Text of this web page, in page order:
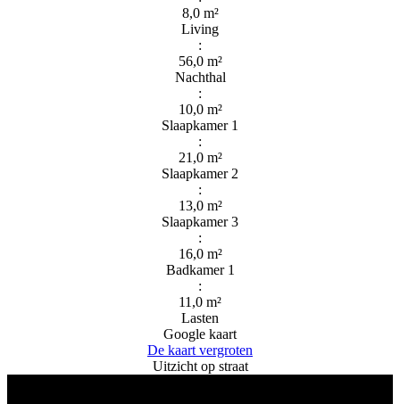
8,0 m²
Living
:
56,0 m²
Nachthal
:
10,0 m²
Slaapkamer 1
:
21,0 m²
Slaapkamer 2
:
13,0 m²
Slaapkamer 3
:
16,0 m²
Badkamer 1
:
11,0 m²
Lasten
Google kaart
De kaart vergroten
Uitzicht op straat